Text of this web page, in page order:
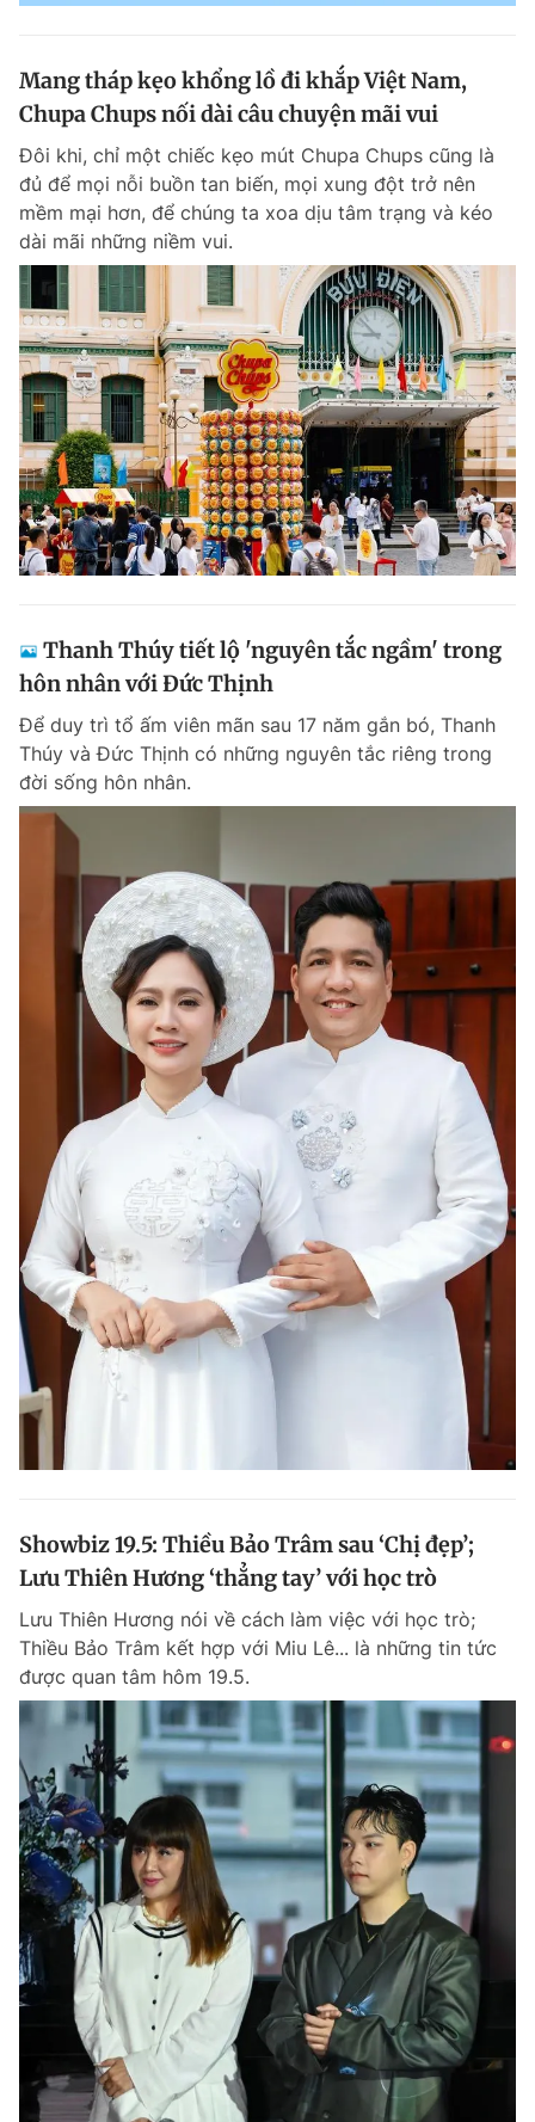
Mang tháp kẹo khổng lồ đi khắp Việt Nam,
Chupa Chups nối dài câu chuyện mãi vui
Đôi khi, chỉ một chiếc kẹo mút Chupa Chups cũng là
đủ để mọi nỗi buồn tan biến, mọi xung đột trở nên
mềm mại hơn, để chúng ta xoa dịu tâm trạng và kéo
dài mãi những niềm vui.
Thanh Thúy tiết lộ 'nguyên tắc ngầm' trong
hôn nhân với Đức Thịnh
Để duy trì tổ ấm viên mãn sau 17 năm gắn bó, Thanh
Thúy và Đức Thịnh có những nguyên tắc riêng trong
đời sống hôn nhân.
Showbiz 19.5: Thiều Bảo Trâm sau ‘Chị đẹp’;
Lưu Thiên Hương ‘thẳng tay’ với học trò
Lưu Thiên Hương nói về cách làm việc với học trò;
Thiều Bảo Trâm kết hợp với Miu Lê... là những tin tức
được quan tâm hôm 19.5.